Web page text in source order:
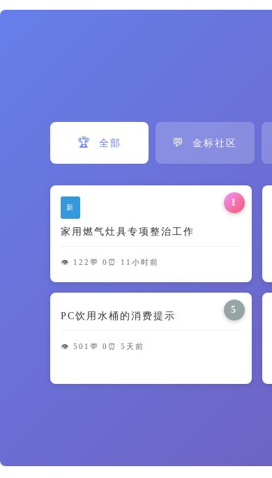
🏆 全部 💬 金标社区
1
新
家用燃气灶具专项整治工作
👁️ 122 💬 0 ⏰ 11小时前
5
PC饮用水桶的消费提示
👁️ 501 💬 0 ⏰ 5天前